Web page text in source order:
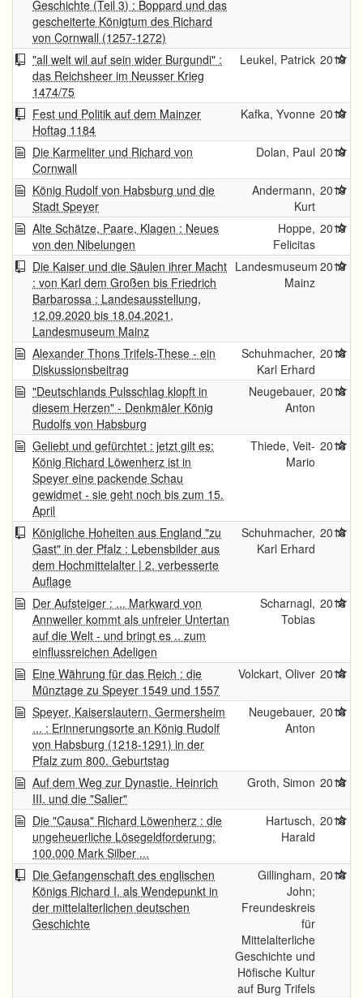
Geschichte (Teil 3) : Boppard und das
gescheiterte Königtum des Richard
von Cornwall (1257-1272)
"all welt wil auf sein wider Burgundi" :
das Reichsheer im Neusser Krieg
1474/75
Leukel, Patrick 2019
Fest und Politik auf dem Mainzer
Hoftag 1184
Kafka, Yvonne 2019
Die Karmeliter und Richard von
Cornwall
Dolan, Paul 2019
König Rudolf von Habsburg und die
Stadt Speyer
Andermann,
Kurt
2019
Alte Schätze, Paare, Klagen : Neues
von den Nibelungen
Hoppe,
Felicitas
2019
Die Kaiser und die Säulen ihrer Macht
: von Karl dem Großen bis Friedrich
Barbarossa : Landesausstellung,
12.09.2020 bis 18.04.2021,
Landesmuseum Mainz
Landesmuseum
Mainz
2019
Alexander Thons Trifels-These - ein
Diskussionsbeitrag
Schuhmacher,
Karl Erhard
2018
"Deutschlands Pulsschlag klopft in
diesem Herzen" - Denkmäler König
Rudolfs von Habsburg
Neugebauer,
Anton
2018
Geliebt und gefürchtet : jetzt gilt es:
König Richard Löwenherz ist in
Speyer eine packende Schau
gewidmet - sie geht noch bis zum 15.
April
Thiede, Veit-
Mario
2018
Königliche Hoheiten aus England "zu
Gast" in der Pfalz : Lebensbilder aus
dem Hochmittelalter | 2. verbesserte
Auflage
Schuhmacher,
Karl Erhard
2018
Der Aufsteiger : ... Markward von
Annweiler kommt als unfreier Untertan
auf die Welt - und bringt es .. zum
einflussreichen Adeligen
Scharnagl,
Tobias
2018
Eine Währung für das Reich : die
Münztage zu Speyer 1549 und 1557
Volckart, Oliver 2018
Speyer, Kaiserslautern, Germersheim
... : Erinnerungsorte an König Rudolf
von Habsburg (1218-1291) in der
Pfalz zum 800. Geburtstag
Neugebauer,
Anton
2018
Auf dem Weg zur Dynastie. Heinrich
III. und die "Salier"
Groth, Simon 2018
Die "Causa" Richard Löwenherz : die
ungeheuerliche Lösegeldforderung:
100.000 Mark Silber ...
Hartusch,
Harald
2018
Die Gefangenschaft des englischen
Königs Richard I. als Wendepunkt in
der mittelalterlichen deutschen
Geschichte
Gillingham,
John;
Freundeskreis
für
Mittelalterliche
Geschichte und
Höfische Kultur
auf Burg Trifels
2018